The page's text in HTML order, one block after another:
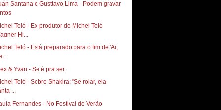
Santana e Gusttavo Lima - Podem gravar
Teló - Ex-produtor de Michel Teló
Hi...
Teló - Está preparado para o fim de 'Ai,
& Yvan - Se é pra ser
Teló - Sobre Shakira: "Se rolar, ela
...
Fernandes - No Festival de Verão